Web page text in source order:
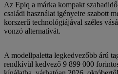
Az Epiq a márka kompakt
családi használat igényeire szabott
korszerű technológiájával széles
vonzó alternatívát.
A modellpaletta legkedvezőbb árú
rendkívül kedvező 9 899 000